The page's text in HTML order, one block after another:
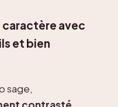
caractère avec
et bien
sage,